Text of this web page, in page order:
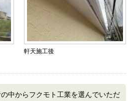
軒天施工後
中からフクモト工業を選んでいただ